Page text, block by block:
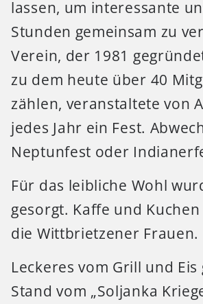
lassen, um interessante
Stunden gemeinsam zu
Verein, der 1981
zu dem heute über 40
zählen, veranstaltete von
jedes Jahr ein Fest.
Neptunfest oder
Für das leibliche Wohl
gesorgt. Kaffe und
die Wittbrietzener Frauen.
Leckeres vom Grill und Eis
Stand vom „Soljanka